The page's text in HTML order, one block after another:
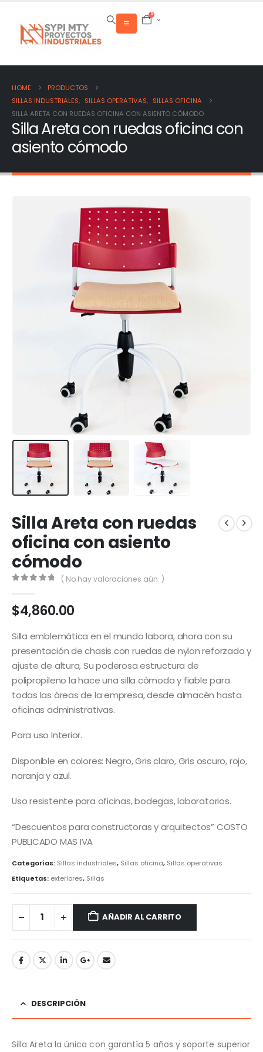
0
HOME
PRODUCTOS
SILLAS INDUSTRIALES, SILLAS OPERATIVAS, SILLAS OFICINA
SILLA ARETA CON RUEDAS OFICINA CON ASIENTO CÓMODO
Silla Areta con ruedas oficina con
asiento cómodo
Silla Areta con ruedas
oficina con asiento
cómodo
( No hay valoraciones aún. )
$4,860.00
Silla emblemática en el mundo labora, ahora con su
presentación de chasis con ruedas de nylon reforzado y
ajuste de altura, Su poderosa estructura de
polipropileno la hace una silla cómoda y fiable para
todas las áreas de la empresa, desde almacén hasta
oficinas administrativas.
Para uso Interior.
Disponible en colores: Negro, Gris claro, Gris oscuro, rojo,
naranja y azul.
Uso resistente para oficinas, bodegas, laboratorios.
“Descuentos para constructoras y arquitectos” COSTO
PUBLICADO MAS IVA
Categorías: Sillas industriales, Sillas oficina, Sillas operativas
Etiquetas: exteriores, Sillas
AÑADIR AL CARRITO
DESCRIPCIÓN
Silla Areta la única con garantía 5 años y soporte superior